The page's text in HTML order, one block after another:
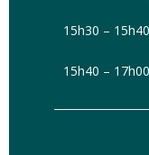
15h30 –
15h40 –